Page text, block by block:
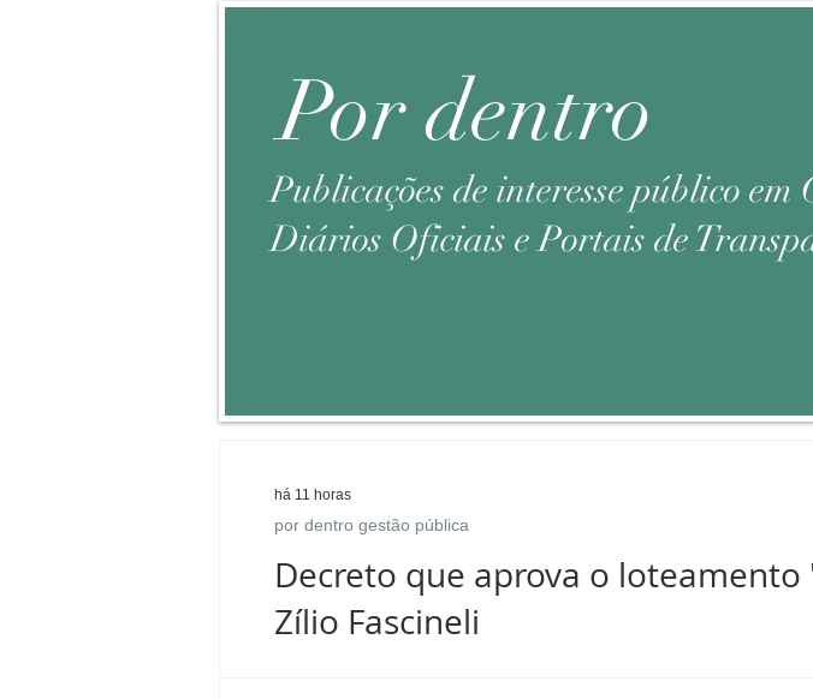
Por dentro
Publicações de interesse público em
Diários Oficiais e Portais de
Decreto que aprova o loteamento
Zílio Fascineli
por dentro gestão pública
há 11 horas